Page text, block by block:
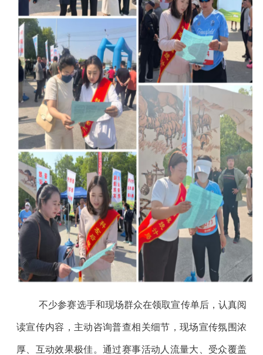
不少参赛选手和现场群众在领取宣传单后，认真阅
读宣传内容，主动咨询普查相关细节，现场宣传氛围浓
厚、互动效果极佳。通过赛事活动人流量大、受众覆盖